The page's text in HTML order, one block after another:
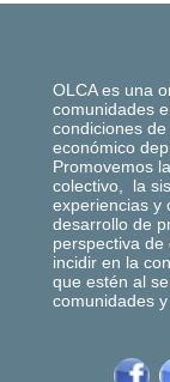
OLCA es una
comunidades
condiciones
económico
Promovemos
colectivo, la
experiencias y
desarrollo de
perspectiva
incidir en la
que estén al
comunidades